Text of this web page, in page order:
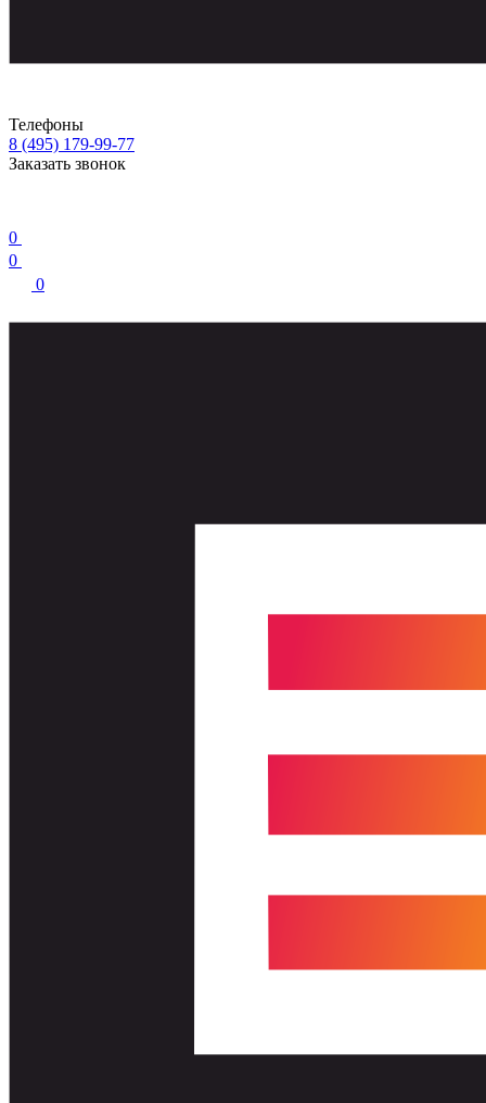
Телефоны
8 (495) 179-99-77
Заказать звонок
0
0
0